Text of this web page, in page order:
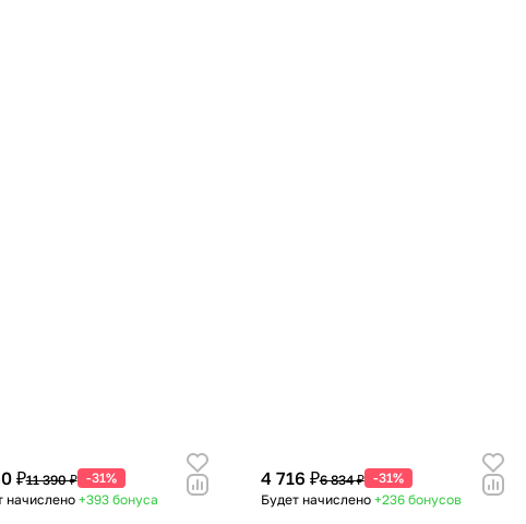
₽11 390 ₽ -31%
начислено +393 бонуса
4 716 ₽6 834 ₽ -31%
Будет начислено +236 бонусов